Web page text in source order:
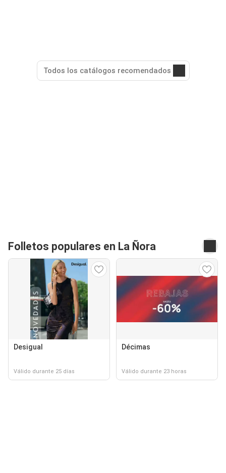
Todos los catálogos recomendados
Folletos populares en La Ñora
Desigual
Válido durante 25 días
Décimas
Válido durante 23 horas